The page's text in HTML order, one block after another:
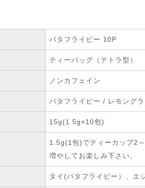
バタフライピー 10P
ティーバッグ（テトラ型）
ノンカフェイン
バタフライピー / レモング
15g(1.5g×10包)
1.5g(1包)でティーカップ2
増やしてお楽しみ下さい。
タイ(バタフライピー）、エ